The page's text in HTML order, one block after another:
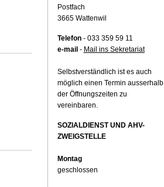
Postfach
3665 Wattenwil
Telefon- 033 359 59 11
e-mail - Mail ins Sekretariat
Selbstverständlich ist es auch
möglich einen Termin ausserhalb
der Öffnungszeiten zu
vereinbaren.
SOZIALDIENST UND AHV-
ZWEIGSTELLE
Montag
geschlossen